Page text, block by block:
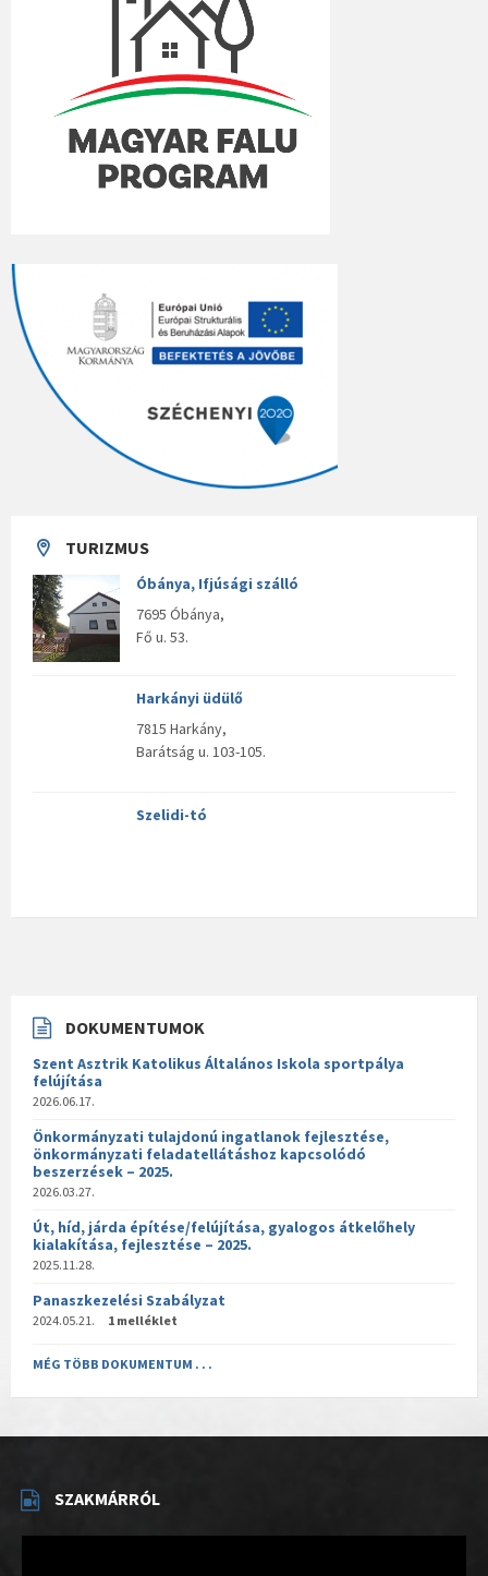
TURIZMUS
Óbánya, Ifjúsági szálló
7695 Óbánya,
Fő u. 53.
Harkányi üdülő
7815 Harkány,
Barátság u. 103-105.
Szelidi-tó
DOKUMENTUMOK
Szent Asztrik Katolikus Általános Iskola sportpálya
felújítása
2026.06.17.
Önkormányzati tulajdonú ingatlanok fejlesztése,
önkormányzati feladatellátáshoz kapcsolódó
beszerzések – 2025.
2026.03.27.
Út, híd, járda építése/felújítása, gyalogos átkelőhely
kialakítása, fejlesztése – 2025.
2025.11.28.
Panaszkezelési Szabályzat
2024.05.21. 1 melléklet
MÉG TÖBB DOKUMENTUM . . .
SZAKMÁRRÓL